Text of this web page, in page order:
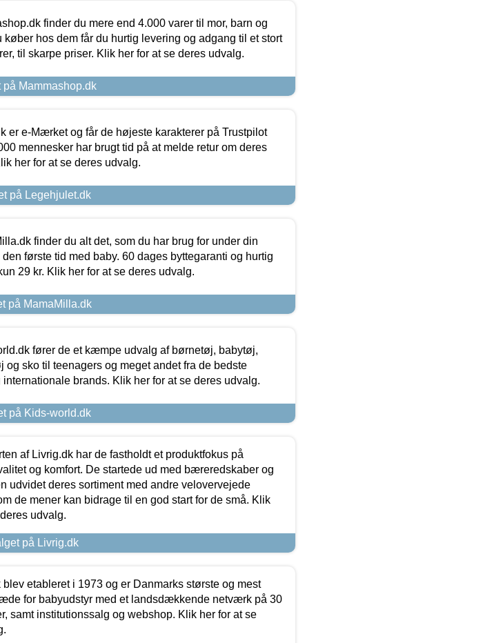
finder du mere end 4.000 varer til mor, barn og
køber hos dem får du hurtig levering og adgang til et stort
til skarpe priser. Klik her for at se deres udvalg.
på Mammashop.dk
er e-Mærket og får de højeste karakterer på Trustpilot
mennesker har brugt tid på at melde retur om deres
her for at se deres udvalg.
på Legehjulet.dk
finder du alt det, som du har brug for under din
første tid med baby. 60 dages byttegaranti og hurtig
29 kr. Klik her for at se deres udvalg.
på MamaMilla.dk
fører de et kæmpe udvalg af børnetøj, babytøj,
og sko til teenagers og meget andet fra de bedste
internationale brands. Klik her for at se deres udvalg.
på Kids-world.dk
af Livrig.dk har de fastholdt et produktfokus på
og komfort. De startede ud med bæreredskaber og
udvidet deres sortiment med andre velovervejede
de mener kan bidrage til en god start for de små. Klik
udvalg.
på Livrig.dk
blev etableret i 1973 og er Danmarks største og mest
for babyudstyr med et landsdækkende netværk på 30
samt institutionssalg og webshop. Klik her for at se